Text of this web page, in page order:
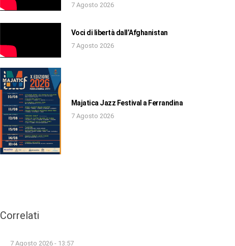
7 Agosto 2026
Voci di libertà dall’Afghanistan
7 Agosto 2026
Majatica Jazz Festival a Ferrandina
7 Agosto 2026
Correlati
7 Agosto 2026 - 13:57